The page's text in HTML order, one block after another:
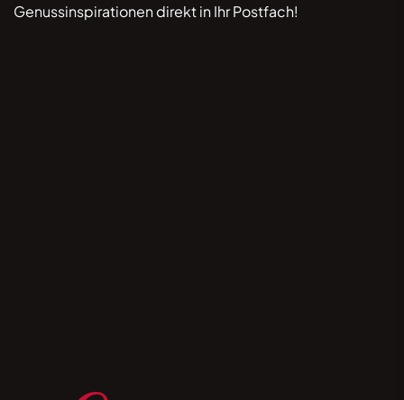
Genussinspirationen direkt in Ihr Postfach!